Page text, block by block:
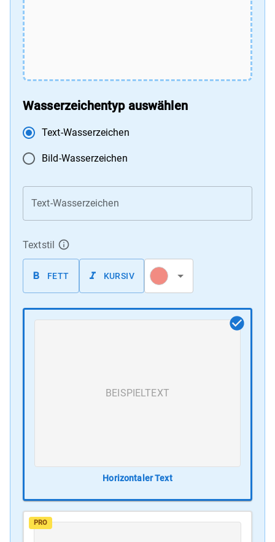
Wasserzeichentyp auswählen
Text-Wasserzeichen
Bild-Wasserzeichen
Text-Wasserzeichen
Textstil
FETT KURSIV
BEISPIELTEXT
Horizontaler Text
PRO